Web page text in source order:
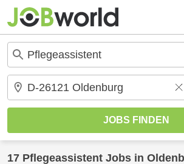
17 Pflegeassistent Jobs in